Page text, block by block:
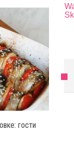
гости